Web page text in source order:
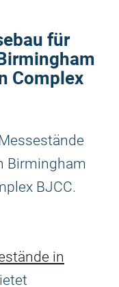
für
Complex
Birmingham
BJCC.
in